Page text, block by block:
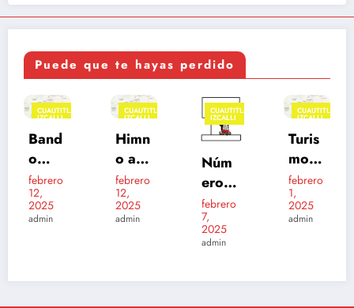
Puede que te hayas perdido
CUAUTITLÁN
IZCALLI
Himn
o a
Cuau
titlán
Izcall
febrero
2025
admin
CUAUTITLÁN
IZCALLI
Núm
eros
de
emer
febrero
7,
CUAUTITLÁN
IZCALLI
Turis
mo
en
Cuau
Izcall
febrero
1,
2025
IZCALLI
Cabil
do
Izcall
i
202
enero
24,
2025
admin